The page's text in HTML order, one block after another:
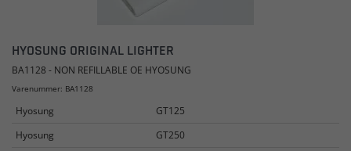
HYOSUNG ORIGINAL LIGHTER
BA1128 - NON REFILLABLE OE HYOSUNG
Varenummer: BA1128
Hyosung
GT125
Hyosung
GT250